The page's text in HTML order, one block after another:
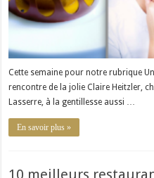
Cette semaine pour notre rubrique
rencontre de la jolie Claire Heitzler,
Lasserre, à la gentillesse aussi …
En savoir plus »